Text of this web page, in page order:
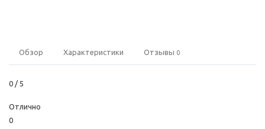
Обзор Характеристики Отзывы 0
0 / 5
Отлично
0